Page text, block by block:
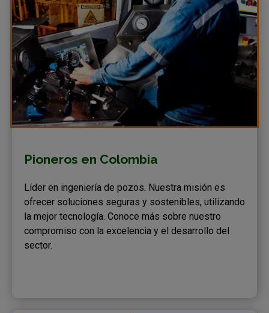
Pioneros en Colombia
Líder en ingeniería de pozos. Nuestra misión es
ofrecer soluciones seguras y sostenibles, utilizando
la mejor tecnología. Conoce más sobre nuestro
compromiso con la excelencia y el desarrollo del
sector.